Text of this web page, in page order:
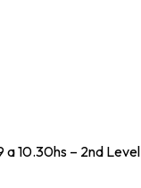
a 10.30hs – 2nd